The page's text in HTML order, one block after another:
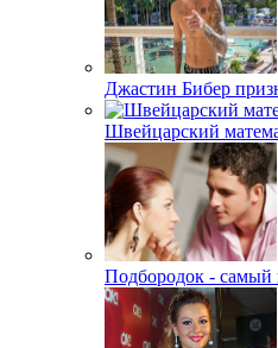
Джастин Бибер
Швейцарский
Подбородок -